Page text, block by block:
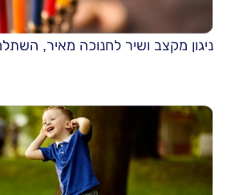
ניגון מקצב ושיר לחנוכה מאיר,